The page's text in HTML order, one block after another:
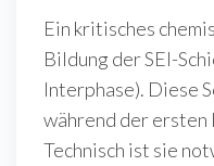
Ein kritisches
Bildung der SEI-
Interphase). Diese
während der ersten
Technisch ist sie